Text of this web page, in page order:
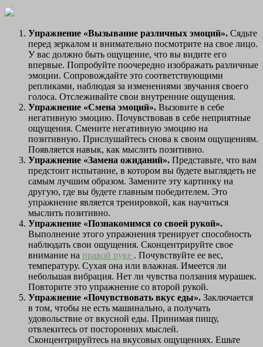
Упражнение «Вызывание различных эмоций». Сядьте
перед зеркалом и внимательно посмотрите на свое лицо.
У вас должно быть ощущение, что вы видите его
впервые. Попробуйте поочередно изображать различные
эмоции. Сопровождайте это соответствующими
репликами, наблюдая за изменениями звучания своего
голоса. Отслеживайте свои внутренние ощущения.
Упражнение «Смена эмоций». Вызовите в себе
негативную эмоцию. Почувствовав в себе неприятные
ощущения. Смените негативную эмоцию на
позитивную. Прислушайтесь снова к своим ощущениям.
Появляется навык, как мыслить позитивно.
Упражнение «Замена ожиданий». Представьте, что вам
предстоит испытание, в котором вы будете выглядеть не
самым лучшим образом. Замените эту картинку на
другую, где вы будете главным победителем. Это
упражнение является тренировкой, как научиться
мыслить позитивно.
Упражнение «Познакомимся со своей рукой».
Выполнение этого упражнения тренирует способность
наблюдать свои ощущения. Сконцентрируйте свое
внимание на правой руке . Почувствуйте ее вес,
температуру. Сухая она или влажная. Имеется ли
небольшая вибрация. Нет ли чувства ползания мурашек.
Повторите это упражнение со второй рукой.
Упражнение «Почувствовать вкус еды». Заключается
в том, чтобы не есть машинально, а получать
удовольствие от вкусной еды. Принимая пищу,
отвлекитесь от посторонних мыслей.
Сконцентрируйтесь на вкусовых ощущениях. Ешьте